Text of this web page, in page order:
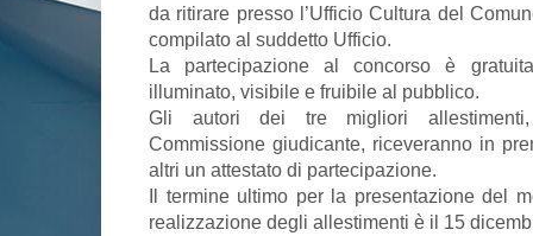
da ritirare presso l’Ufficio Cultura del
compilato al suddetto Ufficio.
La partecipazione al concorso è
illuminato, visibile e fruibile al pubblico.
Gli autori dei tre migliori allestimenti,
Commissione giudicante, riceveranno in
altri un attestato di partecipazione.
Il termine ultimo per la presentazione del
realizzazione degli allestimenti è il 15